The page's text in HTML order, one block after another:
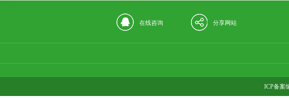
在线咨询 分享网站
ICP备案